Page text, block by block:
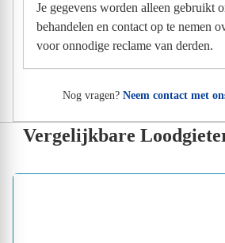
Je gegevens worden alleen gebruikt
behandelen en contact op te nemen
voor onnodige reclame van derden.
Nog vragen? Neem contact met
Vergelijkbare